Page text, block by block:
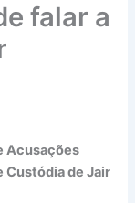
falar a
Acusações
Custódia de Jair